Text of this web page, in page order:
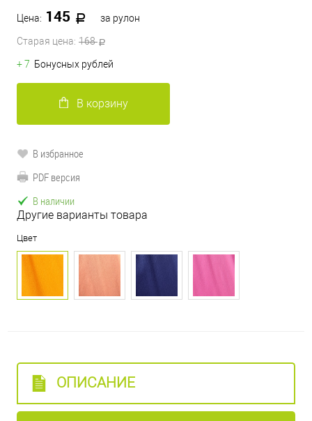
Цена: 145 за рулон
Старая цена: 168
+ 7 Бонусных рублей
В корзину
В избранное
PDF версия
В наличии
Другие варианты товара
Цвет
ОПИСАНИЕ